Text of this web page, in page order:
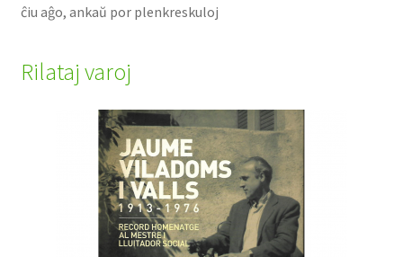
ĉiu aĝo, ankaŭ por plenkreskuloj
Rilataj varoj